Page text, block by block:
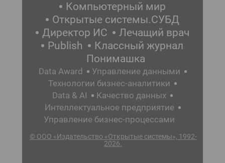
Компьютерный мир
Открытые системы.СУБД
Директор ИС
Лечащий врач
Publish
Классный журнал
Понимашка
Data Award
Управление данными
Технологии бизнес-аналитики
Data & AI
Качество данных
Интеллектуальное предприятие
Управление бизнес-процессами
© ООО «Издательство «Открытые системы», 1992-
2026.